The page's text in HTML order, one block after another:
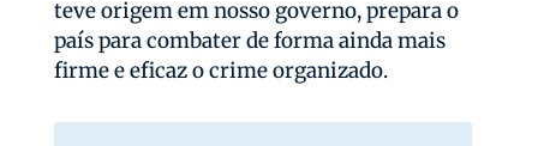
teve origem em nosso governo, prepara o
país para combater de forma ainda mais
firme e eficaz o crime organizado.